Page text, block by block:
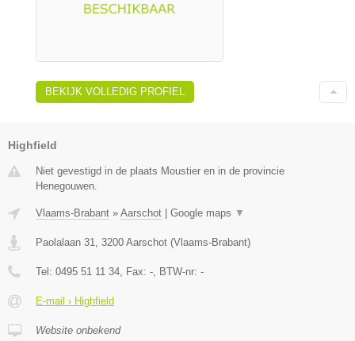
BEKIJK VOLLEDIG PROFIEL
Highfield
Niet gevestigd in de plaats Moustier en in de provincie
Henegouwen.
Vlaams-Brabant » Aarschot Google maps ▼
Paolalaan 31, 3200 Aarschot (Vlaams-Brabant)
Tel: 0495 51 11 34, Fax: -, BTW-nr: -
E-mail › Highfield
Website onbekend